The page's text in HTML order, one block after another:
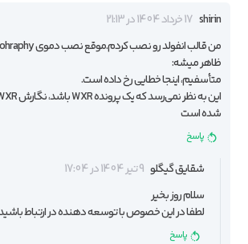
shirin 17 خرداد 1404 در 21:13
ظاهر میشه:
متأسفیم، اینجا خطایی رخ داده است.
شده است
پاسخ
شقایق گیگلو 9 تیر 1404 در 17:04
سلام روز بخیر
لطفا در این خصوص با توسعه دهنده در ارتباط
پاسخ